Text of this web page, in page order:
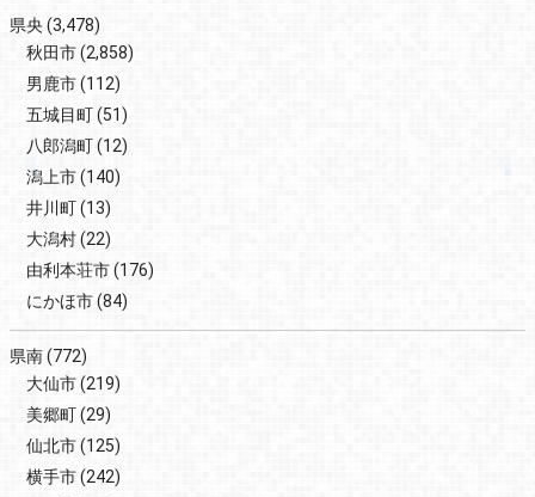
県央 (3,478)
秋田市(2,858)
男鹿市(112)
五城目町(51)
八郎潟町(12)
潟上市(140)
井川町(13)
大潟村(22)
由利本荘市(176)
にかほ市(84)
県南(772)
大仙市(219)
美郷町(29)
仙北市(125)
横手市(242)